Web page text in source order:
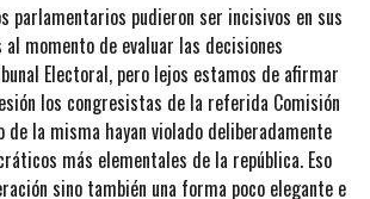
parlamentarios pudieron ser incisivos en sus
momento de evaluar las decisiones
Electoral, pero lejos estamos de afirmar
los congresistas de la referida Comisión
de la misma hayan violado deliberadamente
más elementales de la república. Eso
sino también una forma poco elegante e